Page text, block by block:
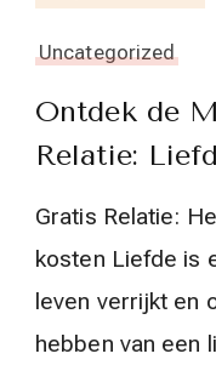
Uncategorized
Ontdek de
Relatie:
Gratis Relatie:
kosten Liefde is
leven verrijkt en
hebben van een